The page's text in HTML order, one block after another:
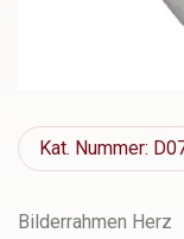
Kat. Nummer:
Bilderrahmen Herz